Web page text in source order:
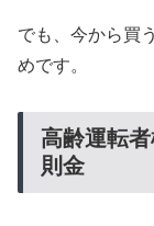
でも、今から買
めです。
高齢運転
則金